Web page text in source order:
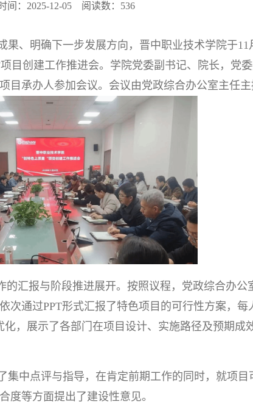
：2025-12-05 阅读数： 536
、明确下一步发展方向，晋中职业技术学院于11
目创建工作推进会。学院党委副书记、院长，党委
目承办人参加会议。会议由党政综合办公室主任主
的汇报与阶段推进展开。按照议程，党政综合办公
次通过PPT形式汇报了特色项目的可行性方案，每
，展示了各部门在项目设计、实施路径及预期成
集中点评与指导，在肯定前期工作的同时，就项目
度等方面提出了建设性意见。